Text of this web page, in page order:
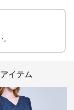
イテム